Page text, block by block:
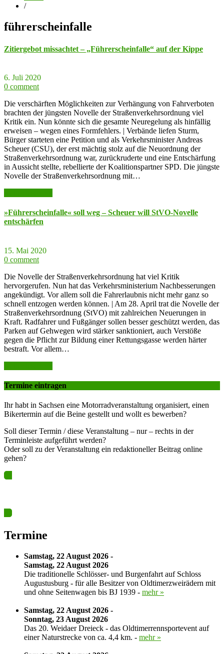
/
führerscheinfalle
Zitiergebot missachtet – „Führerscheinfalle“ auf der Kippe
6. Juli 2020
0 comment
Die verschärften Möglichkeiten zur Verhängung von Fahrverboten
brachten der jüngsten Novelle der Straßenverkehrsordnung viel
Kritik ein. Nun könnte sich die gesamte Neuregelung als hinfällig
erweisen – wegen eines Formfehlers. | Verbände liefen Sturm,
Bürger starteten eine Petition und als Verkehrsminister Andreas
Scheuer (CSU), der erst mächtig stolz auf die Neuordnung der
Straßenverkehrsordnung war, zurückruderte und eine Entschärfung
in Aussicht stellte, rebellierte der Koalitionspartner SPD. Die jüngste
Novelle der Straßenverkehrsordnung mit…
»Führerscheinfalle« soll weg – Scheuer will StVO-Novelle
entschärfen
15. Mai 2020
0 comment
Die Novelle der Straßenverkehrsordnung hat viel Kritik
hervorgerufen. Nun hat das Verkehrsministerium Nachbesserungen
angekündigt. Vor allem soll die Fahrerlaubnis nicht mehr ganz so
schnell entzogen werden können. | Am 28. April trat die Novelle der
Straßenverkehrsordnung (StVO) mit zahlreichen Neuerungen in
Kraft. Radfahrer und Fußgänger sollen besser geschützt werden, das
Parken auf Gehwegen wird stärker sanktioniert, auch Verstöße
gegen die Pflicht zur Bildung einer Rettungsgasse werden härter
bestraft. Vor allem…
Termine eintragen
Ihr habt in Sachsen eine Motorradveranstaltung organisiert, einen
Bikertermin auf die Beine gestellt und wollt es bewerben?
Soll dieser Termin / diese Veranstaltung – nur – rechts in der
Terminleiste aufgeführt werden?
Oder soll zu der Veranstaltung ein redaktioneller Beitrag online
gehen?
Termine
Samstag, 22 August 2026 -
Samstag, 22 August 2026
Die traditionelle Schlösser- und Burgenfahrt auf Schloss
Augustusburg - für alle Besitzer von Oldtimerzweirädern mit
und ohne Seitenwagen bis BJ 1939 - mehr »
Samstag, 22 August 2026 -
Sonntag, 23 August 2026
Das 20. Weidaer Dreieck - das Oldtimerrennsportevent auf
einer Naturstrecke von ca. 4,4 km. - mehr »